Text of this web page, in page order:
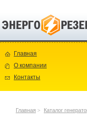
Главная
О компании
Контакты
Главная > Каталог